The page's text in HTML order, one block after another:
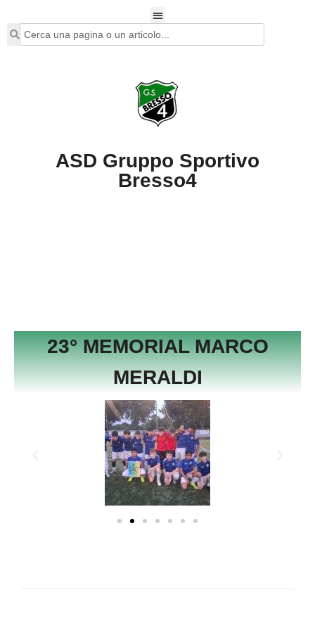
ASD Gruppo Sportivo
Bresso4
23° MEMORIAL MARCO
MERALDI